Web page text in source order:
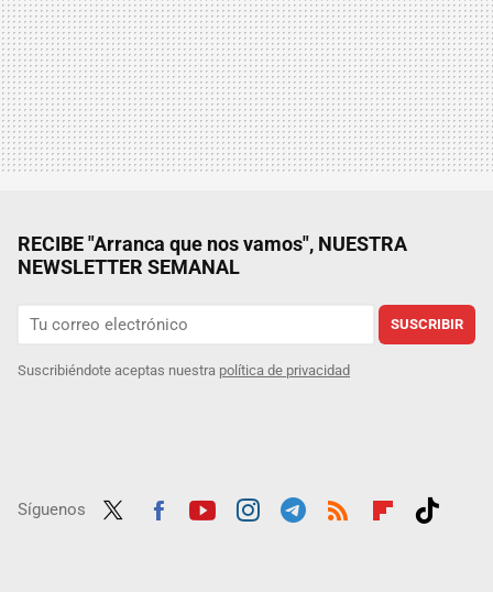
RECIBE "Arranca que nos vamos", NUESTRA
NEWSLETTER SEMANAL
SUSCRIBIR
Suscribiéndote aceptas nuestra política de privacidad
Síguenos